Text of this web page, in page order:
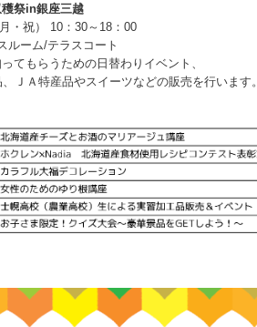
祭in銀座三越
・祝） 10：30～18：00
ーム/テラスコート
てもらうための日替わりイベント、
特産品やスイーツなどの販売を行います。